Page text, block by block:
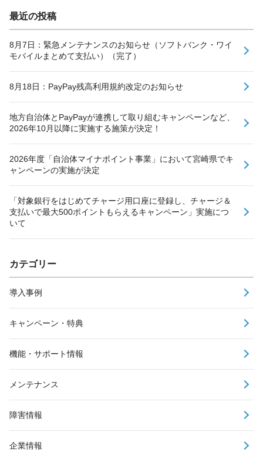
最近の投稿
8月7日：緊急メンテナンスのお知らせ（ソフトバンク・ワイ
モバイルまとめて支払い）（完了）
8月18日：PayPay残高利用規約改定のお知らせ
地方自治体とPayPayが連携して取り組むキャンペーンなど、
2026年10月以降に実施する施策が決定！
2026年度「自治体マイナポイント事業」において宮崎県でキ
ャンペーンの実施が決定
「対象銀行をはじめてチャージ用口座に登録し、チャージ＆
支払いで最大500ポイントもらえるキャンペーン」実施につ
いて
カテゴリー
導入事例
キャンペーン・特典
機能・サポート情報
メンテナンス
障害情報
企業情報